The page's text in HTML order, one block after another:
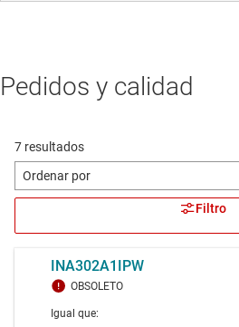
Pedidos y calidad